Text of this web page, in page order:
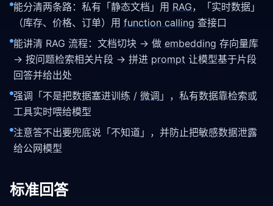
能分清两条路：私有「静态文档」用 RAG，「实时数据」
（库存、价格、订单）用 function calling 查接口
能讲清 RAG 流程：文档切块 → 做 embedding 存向量库
→ 按问题检索相关片段 → 拼进 prompt 让模型基于片段
回答并给出处
强调「不是把数据塞进训练 / 微调 」，私有数据靠检索或
工具实时喂给模型
注意答不出要兜底说「不知道」，并防止把敏感数据泄露
给公网模型
标准回答